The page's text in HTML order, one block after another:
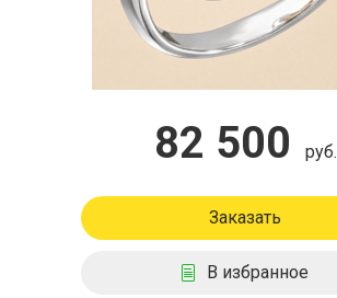
82 500 руб.
Заказать
В избранное